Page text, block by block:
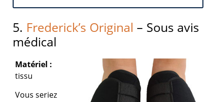
5. Frederick’s Original – Sous avis
médical
Matériel :
tissu
Vous seriez